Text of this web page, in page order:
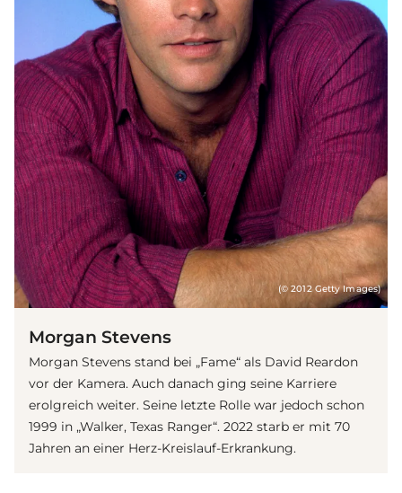
(© 2012 Getty Images)
Morgan Stevens
Morgan Stevens stand bei „Fame“ als David Reardon
vor der Kamera. Auch danach ging seine Karriere
erolgreich weiter. Seine letzte Rolle war jedoch schon
1999 in „Walker, Texas Ranger“. 2022 starb er mit 70
Jahren an einer Herz-Kreislauf-Erkrankung.